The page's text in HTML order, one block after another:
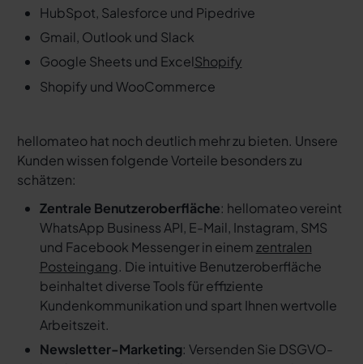
HubSpot, Salesforce und Pipedrive
Gmail, Outlook und Slack
Google Sheets und ExcelShopify
Shopify und WooCommerce
hellomateo hat noch deutlich mehr zu bieten. Unsere
Kunden wissen folgende Vorteile besonders zu
schätzen:
Zentrale Benutzeroberfläche: hellomateo vereint
WhatsApp Business API, E-Mail, Instagram, SMS
und Facebook Messenger in einem zentralen
Posteingang. Die intuitive Benutzeroberfläche
beinhaltet diverse Tools für effiziente
Kundenkommunikation und spart Ihnen wertvolle
Arbeitszeit.
Newsletter-Marketing: Versenden Sie DSGVO-